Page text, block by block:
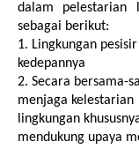
dalam pelestarian
sebagai berikut:
1. Lingkungan
kedepannya
2. Secara bersama-
menjaga kelestarian
mendukung upaya